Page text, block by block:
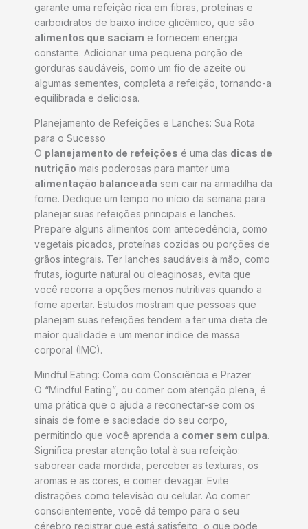
garante uma refeição rica em fibras, proteínas e
carboidratos de baixo índice glicêmico, que são
alimentos que saciam e fornecem energia
constante. Adicionar uma pequena porção de
gorduras saudáveis, como um fio de azeite ou
algumas sementes, completa a refeição, tornando-a
equilibrada e deliciosa.
Planejamento de Refeições e Lanches: Sua Rota
para o Sucesso
O planejamento de refeições é uma das dicas de
nutrição mais poderosas para manter uma
alimentação balanceada sem cair na armadilha da
fome. Dedique um tempo no início da semana para
planejar suas refeições principais e lanches.
Prepare alguns alimentos com antecedência, como
vegetais picados, proteínas cozidas ou porções de
grãos integrais. Ter lanches saudáveis à mão, como
frutas, iogurte natural ou oleaginosas, evita que
você recorra a opções menos nutritivas quando a
fome apertar. Estudos mostram que pessoas que
planejam suas refeições tendem a ter uma dieta de
maior qualidade e um menor índice de massa
corporal (IMC).
Mindful Eating: Coma com Consciência e Prazer
O “Mindful Eating”, ou comer com atenção plena, é
uma prática que o ajuda a reconectar-se com os
sinais de fome e saciedade do seu corpo,
permitindo que você aprenda a comer sem culpa.
Significa prestar atenção total à sua refeição:
saborear cada mordida, perceber as texturas, os
aromas e as cores, e comer devagar. Evite
distrações como televisão ou celular. Ao comer
conscientemente, você dá tempo para o seu
cérebro registrar que está satisfeito, o que pode